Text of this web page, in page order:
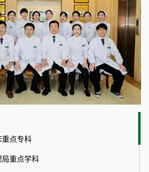
重点专科
局重点学科